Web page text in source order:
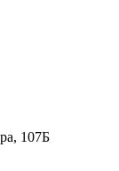
107Б